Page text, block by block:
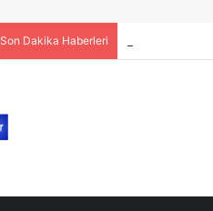
Son Dakika Haberleri